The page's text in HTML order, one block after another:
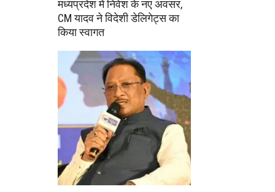
मध्यप्रदेश में निवेश के नए अवसर,
CM यादव ने विदेशी डेलिगेट्स का
किया स्वागत